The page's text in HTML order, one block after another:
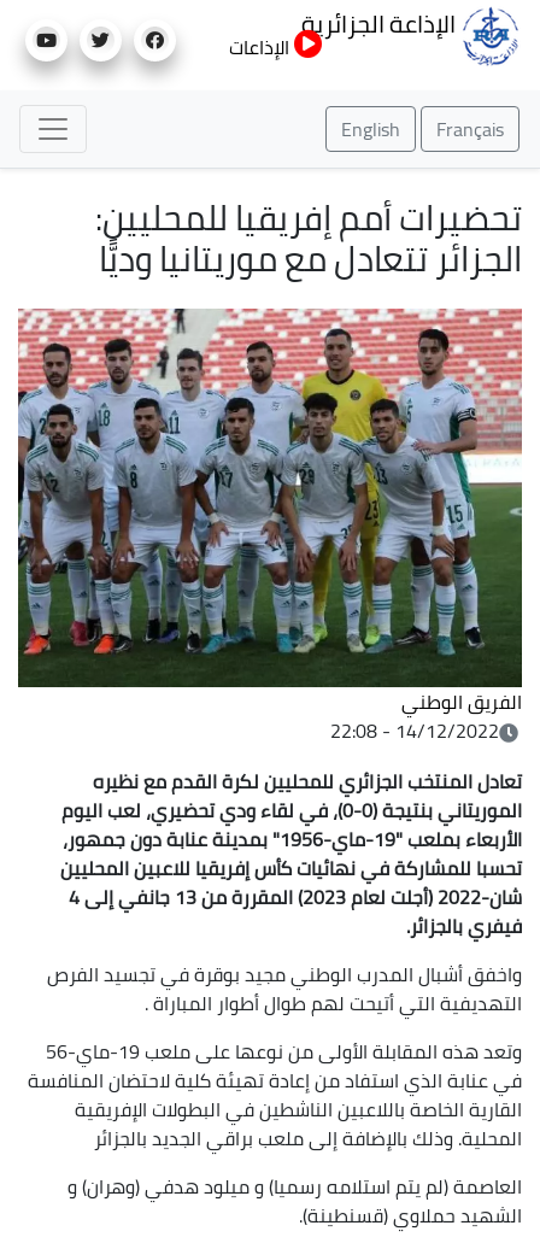
إلى
الإذاعة الجزائرية
الإذاعات
Français
English
تحضيرات أمم إفريقيا للمحليين:
الجزائر تتعادل مع موريتانيا وديًّا
الفريق الوطني
14/12/2022 - 22:08
تعادل المنتخب الجزائري للمحليين لكرة القدم معنظيره
الموريتاني بنتيجة (0-0)، في لقاء ودي تحضيري، لعب اليوم
الأربعاء بملعب"19-
ماي-1956" بمدينة عنابة دون جمهور،
تحسبا للمشاركة في نهائيات كأس إفريقياللاعبين المحليين
شان-2022 (أجلت لعام 2023) المقررة من 13 جانفي إلى 4
فيفري بالجزائر.
واخفق أشبال المدرب الوطني مجيد بوقرة في تجسيد الفرص
التهديفية التي أتيحت لهم طوال أطوار المباراة .
وتعد هذه المقابلة الأولى من نوعها على ملعب 19-ماي-56
في عنابة الذي استفاد من إعادة تهيئة كلية لاحتضان المنافسة
القارية الخاصة باللاعبين الناشطين في البطولات الإفريقية
المحلية. وذلك بالإضافة إلى ملعب براقي الجديد بالجزائر
العاصمة (لم يتم استلامه رسميا) و ميلود هدفي (وهران) و
الشهيد حملاوي (قسنطينة).